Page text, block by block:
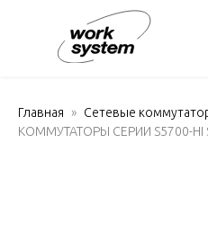
Главная Сетевые
КОММУТАТОРЫ СЕРИИ S5700-HI